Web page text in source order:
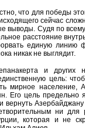
что для победы
сейчас
выводы. Судя по
расстояние
единую линию
никак не выглядит.
и других
цель:
мирное население,
Его цель предельно
вернуть
ни для
которая и не